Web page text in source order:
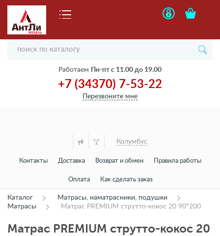
Работаем Пн-пт с 11.00 до 19.00
+7 (34370) 7-53-22
Перезвоните мне
Колумбус
Контакты Доставка Возврат и обмен Правила работы
Оплата Как сделать заказ
Каталог
Матрасы, наматрасники, подушки
Матрасы
Матрас PREMIUM струтто-кокос 20 90*200
Матрас PREMIUM струтто-кокос 20